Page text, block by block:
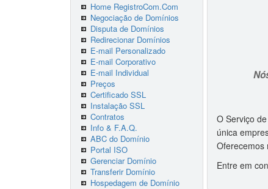
Home RegistroCom.Com
Negociação de Domínios
Disputa de Domínios
Redirecionar Domínios
E-mail Personalizado
E-mail Corporativo
E-mail Individual
Preços
Certificado SSL
Instalação SSL
Contratos
Info & F.A.Q.
ABC do Domínio
Portal ISO
Gerenciar Domínio
Transferir Domínio
Hospedagem de Domínio
O Serviço
única
Oferecemos
Entre em